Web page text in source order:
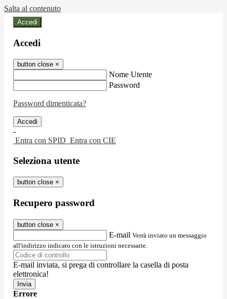
Salta al contenuto
Accedi
Accedi
button close ×
Nome Utente
Password
Password dimenticata?
-
Entra con SPID Entra con CIE
Seleziona utente
button close ×
Recupero password
button close ×
E-mail Verrà inviato un messaggio
all'indirizzo indicato con le istruzioni necessarie.
E-mail inviata, si prega di controllare la casella di posta
elettronica!
Errore